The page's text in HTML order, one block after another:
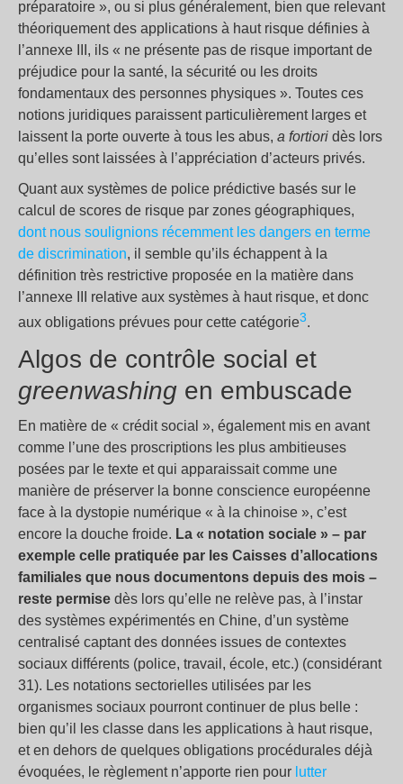
préparatoire », ou si plus généralement, bien que relevant
théoriquement des applications à haut risque définies à
l’annexe III, ils « ne présente pas de risque important de
préjudice pour la santé, la sécurité ou les droits
fondamentaux des personnes physiques ». Toutes ces
notions juridiques paraissent particulièrement larges et
laissent la porte ouverte à tous les abus, a fortiori dès lors
qu’elles sont laissées à l’appréciation d’acteurs privés.
Quant aux systèmes de police prédictive basés sur le
calcul de scores de risque par zones géographiques,
dont nous soulignions récemment les dangers en terme
de discrimination, il semble qu’ils échappent à la
définition très restrictive proposée en la matière dans
l’annexe III relative aux systèmes à haut risque, et donc
aux obligations prévues pour cette catégorie3.
Algos de contrôle social et
greenwashing en embuscade
En matière de « crédit social », également mis en avant
comme l’une des proscriptions les plus ambitieuses
posées par le texte et qui apparaissait comme une
manière de préserver la bonne conscience européenne
face à la dystopie numérique « à la chinoise », c’est
encore la douche froide. La « notation sociale » – par
exemple celle pratiquée par les Caisses d’allocations
familiales que nous documentons depuis des mois –
reste permise dès lors qu’elle ne relève pas, à l’instar
des systèmes expérimentés en Chine, d’un système
centralisé captant des données issues de contextes
sociaux différents (police, travail, école, etc.) (considérant
31). Les notations sectorielles utilisées par les
organismes sociaux pourront continuer de plus belle :
bien qu’il les classe dans les applications à haut risque,
et en dehors de quelques obligations procédurales déjà
évoquées, le règlement n’apporte rien pour lutter